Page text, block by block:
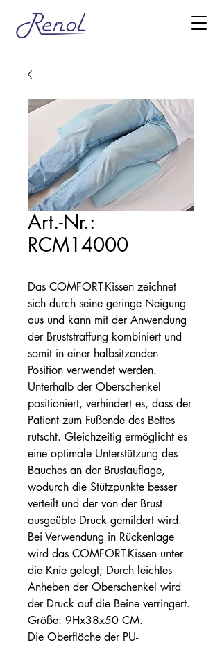
Art.-Nr.:
RCM14000
Das COMFORT-Kissen zeichnet
sich durch seine geringe Neigung
aus und kann mit der Anwendung
der Bruststraffung kombiniert und
somit in einer halbsitzenden
Position verwendet werden.
Unterhalb der Oberschenkel
positioniert, verhindert es, dass der
Patient zum Fußende des Bettes
rutscht. Gleichzeitig ermöglicht es
eine optimale Unterstützung des
Bauches an der Brustauflage,
wodurch die Stützpunkte besser
verteilt und der von der Brust
ausgeübte Druck gemildert wird.
Bei Verwendung in Rückenlage
wird das COMFORT-Kissen unter
die Knie gelegt; Durch leichtes
Anheben der Oberschenkel wird
der Druck auf die Beine verringert.
Größe: 9Hx38x50 CM.
Die Oberfläche der PU-